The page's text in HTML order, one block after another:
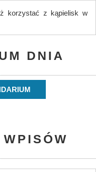
korzystać z kąpielisk w
DNIA